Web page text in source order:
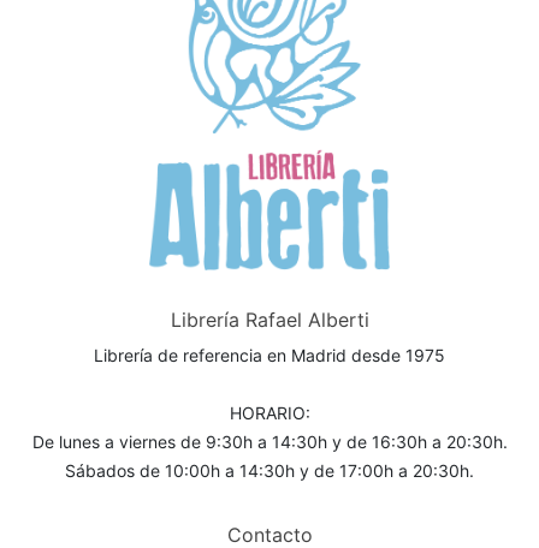
Librería Rafael Alberti
Librería de referencia en Madrid desde 1975
HORARIO:
De lunes a viernes de 9:30h a 14:30h y de 16:30h a 20:30h.
Sábados de 10:00h a 14:30h y de 17:00h a 20:30h.
Contacto